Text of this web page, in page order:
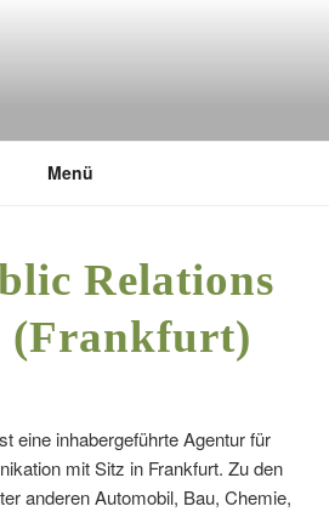
UMWELTSTIFTUNG
Menü
Relations
(Frankfurt)
eine inhabergeführte Agentur für
mit Sitz in Frankfurt. Zu den
anderen Automobil, Bau, Chemie,